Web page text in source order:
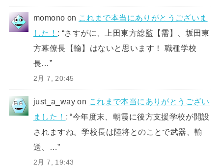
momono on これまで本当にありがとうございま
した！ : “さすがに、上田東方総監【需】、坂田東
方幕僚長【輸】はないと思います！ 職種学校
長…”
2月 7, 20:45
just_a_way on これまで本当にありがとうござい
ました！ : “今年度末、朝霞に後方支援学校が開設
されますね。学校長は陸将とのことで武器、輸
送、…”
2月 7, 19:43